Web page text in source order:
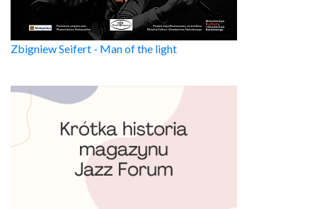
Zbigniew Seifert - Man of the light